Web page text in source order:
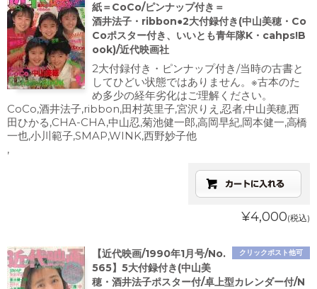
紙＝CoCo/ピンナップ付き＝
酒井法子・ribbon●2大付録付き(中山美穂・Co
Coポスター付き、いいとも青年隊K・cahps!B
ook)/近代映画社
2大付録付き・ピンナップ付き/当時の古書と
してひどい状態ではありません。※古本のた
め多少の経年劣化はご理解ください。
CoCo,酒井法子,ribbon,田村英里子,宮沢りえ,忍者,中山美穂,西
田ひかる,CHA-CHA,中山忍,菊池健一郎,高岡早紀,岡本健一,高橋
一也,小川範子,SMAP,WINK,西野妙子他
,
¥4,000(税込)
クリックポスト他可
【近代映画/1990年1月号/No.
565】5大付録付き(中山美
穂・酒井法子ポスター付/卓上型カレンダー付/N